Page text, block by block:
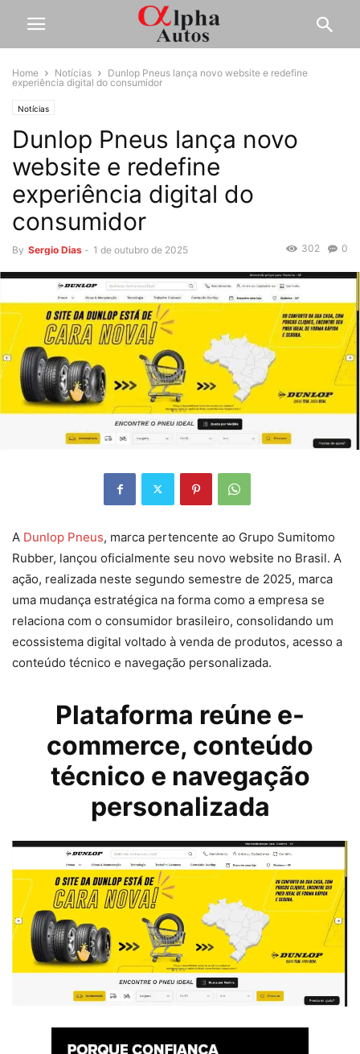
Home Notícias
Dunlop Pneus lança novo website e redefine
experiência digital do consumidor
Notícias
Dunlop Pneus lança novo
website e redefine
experiência digital do
consumidor
By Sergio Dias - 1 de outubro de 2025 0
302
A Dunlop Pneus, marca pertencente ao Grupo Sumitomo
Rubber, lançou oficialmente seu novo website no Brasil. A
ação, realizada neste segundo semestre de 2025, marca
uma mudança estratégica na forma como a empresa se
relaciona com o consumidor brasileiro, consolidando um
ecossistema digital voltado à venda de produtos, acesso a
conteúdo técnico e navegação personalizada.
Plataforma reúne e-
commerce, conteúdo
técnico e navegação
personalizada